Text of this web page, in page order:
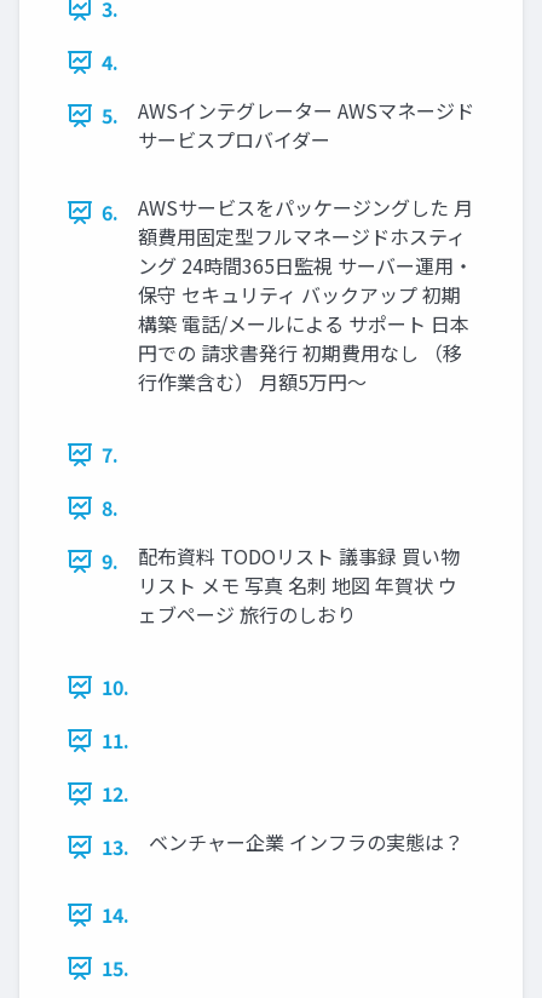
3.
4.
5.
AWSインテグレーター AWSマネージド
サービスプロバイダー
6.
AWSサービスをパッケージングした 月
額費用固定型フルマネージドホスティ
ング 24時間365日監視 サーバー運用・
保守 セキュリティ バックアップ 初期
構築 電話/メールによる サポート 日本
円での 請求書発行 初期費用なし （移
行作業含む） 月額5万円〜
7.
8.
9.
配布資料 TODOリスト 議事録 買い物
リスト メモ 写真 名刺 地図 年賀状 ウ
ェブページ 旅行のしおり
10.
11.
12.
13.
ベンチャー企業 インフラの実態は？
14.
15.